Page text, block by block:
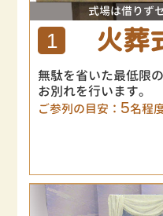
式場は借りず
1 火葬
無駄を省いた最低限
お別れを行います。
ご参列の目安： 5名程